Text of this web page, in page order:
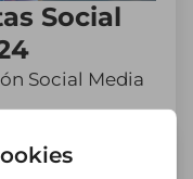
Social
Social Media